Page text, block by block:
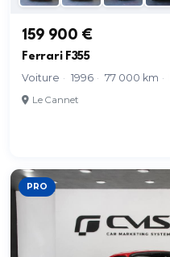
159 900 €
Ferrari F355
Voiture · 1996 · 77 000 km ·
Le Cannet
PRO